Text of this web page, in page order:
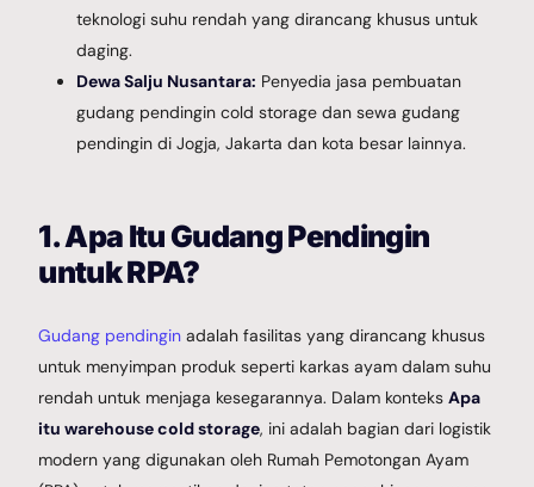
teknologi suhu rendah yang dirancang khusus untuk
daging.
Dewa Salju Nusantara: Penyedia jasa pembuatan
gudang pendingin cold storage dan sewa gudang
pendingin di Jogja, Jakarta dan kota besar lainnya.
1. Apa Itu Gudang Pendingin
untuk RPA?
Gudang pendingin adalah fasilitas yang dirancang khusus
untuk menyimpan produk seperti karkas ayam dalam suhu
rendah untuk menjaga kesegarannya. Dalam konteksApa
itu warehouse cold storage, ini adalah bagian dari logistik
modern yang digunakan oleh Rumah Pemotongan Ayam